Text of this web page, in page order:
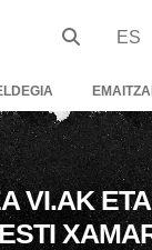
ES
VI.AK